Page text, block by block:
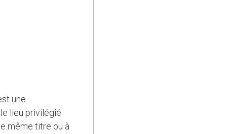
une
lieu privilégié
même titre ou à